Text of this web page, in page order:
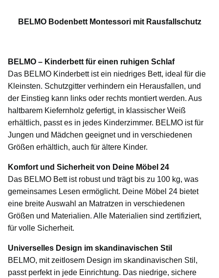
BELMO Bodenbett Montessori mit Rausfallschutz
BELMO – Kinderbett für einen ruhigen Schlaf
Das BELMO Kinderbett ist ein niedriges Bett, ideal für die
Kleinsten. Schutzgitter verhindern ein Herausfallen, und
der Einstieg kann links oder rechts montiert werden. Aus
haltbarem Kiefernholz gefertigt, in klassischer Weiß
erhältlich, passt es in jedes Kinderzimmer. BELMO ist für
Jungen und Mädchen geeignet und in verschiedenen
Größen erhältlich, auch für ältere Kinder.
Komfort und Sicherheit von Deine Möbel 24
Das BELMO Bett ist robust und trägt bis zu 100 kg, was
gemeinsames Lesen ermöglicht. Deine Möbel 24 bietet
eine breite Auswahl an Matratzen in verschiedenen
Größen und Materialien. Alle Materialien sind zertifiziert,
für volle Sicherheit.
Universelles Design im skandinavischen Stil
BELMO, mit zeitlosem Design im skandinavischen Stil,
passt perfekt in jede Einrichtung. Das niedrige, sichere